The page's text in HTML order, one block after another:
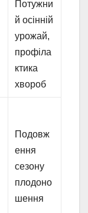
Потужни
й осінній
урожай,
профіла
ктика
хвороб
Подовж
ення
сезону
плодоно
шення